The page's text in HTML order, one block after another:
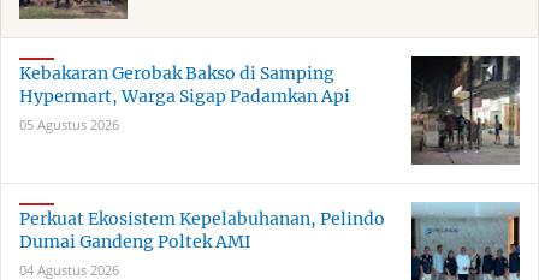
Kebakaran Gerobak Bakso di Samping
Hypermart, Warga Sigap Padamkan Api
05 Agustus 2026
Perkuat Ekosistem Kepelabuhanan, Pelindo
Dumai Gandeng Poltek AMI
04 Agustus 2026